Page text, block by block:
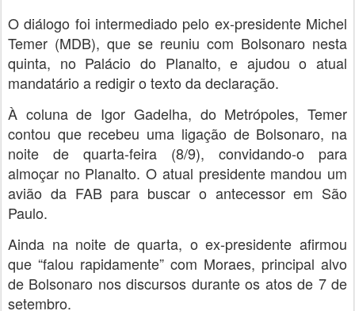
O diálogo foi intermediado pelo ex-presidente Michel
Temer (MDB), que se reuniu com Bolsonaro nesta
quinta, no Palácio do Planalto, e ajudou o atual
mandatário a redigir o texto da declaração.
À coluna de Igor Gadelha, do Metrópoles, Temer
contou que recebeu uma ligação de Bolsonaro, na
noite de quarta-feira (8/9), convidando-o para
almoçar no Planalto. O atual presidente mandou um
avião da FAB para buscar o antecessor em São
Paulo.
Ainda na noite de quarta, o ex-presidente afirmou
que “falou rapidamente” com Moraes, principal alvo
de Bolsonaro nos discursos durante os atos de 7 de
setembro.